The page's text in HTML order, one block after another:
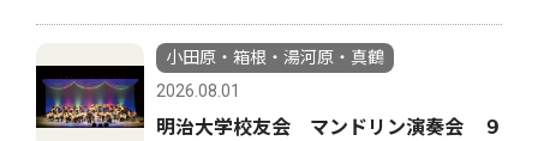
小田原・箱根・湯河原・真鶴
2026.08.01
明治大学校友会 マンドリン演奏会 ９